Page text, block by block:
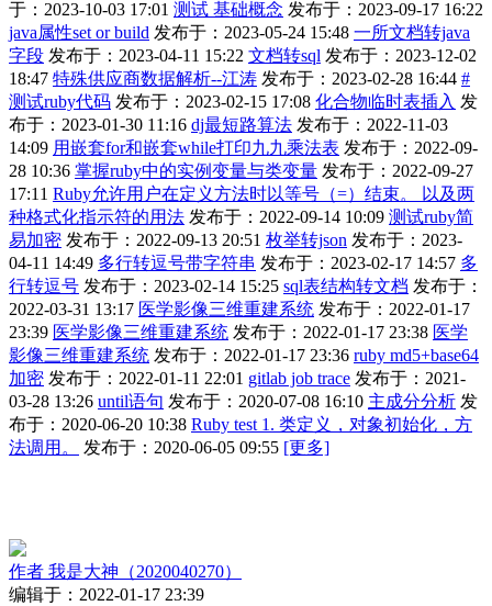
于：2023-10-03 17:01 测试 基础概念 发布于：2023-09-17 16:22
java属性set or build 发布于：2023-05-24 15:48 一所文档转java
字段 发布于：2023-04-11 15:22 文档转sql 发布于：2023-12-02
18:47 特殊供应商数据解析--江涛 发布于：2023-02-28 16:44 #
测试ruby代码 发布于：2023-02-15 17:08 化合物临时表插入 发
布于：2023-01-30 11:16 dj最短路算法 发布于：2022-11-03
14:09 用嵌套for和嵌套while打印九九乘法表 发布于：2022-09-
28 10:36 掌握ruby中的实例变量与类变量 发布于：2022-09-27
17:11 Ruby允许用户在定义方法时以等号（=）结束。 以及两
种格式化指示符的用法 发布于：2022-09-14 10:09 测试ruby简
易加密 发布于：2022-09-13 20:51 枚举转json 发布于：2023-
04-11 14:49 多行转逗号带字符串 发布于：2023-02-17 14:57 多
行转逗号 发布于：2023-02-14 15:25 sql表结构转文档 发布于：
2022-03-31 13:17 医学影像三维重建系统 发布于：2022-01-17
23:39 医学影像三维重建系统 发布于：2022-01-17 23:38 医学
影像三维重建系统 发布于：2022-01-17 23:36 ruby md5+base64
加密 发布于：2022-01-11 22:01 gitlab job trace 发布于：2021-
03-28 13:26 until语句 发布于：2020-07-08 16:10 主成分分析 发
布于：2020-06-20 10:38 Ruby test 1. 类定义，对象初始化，方
法调用。
发布于：2020-06-05 09:55 [更多]
作者 我是大神（2020040270）
编辑于：2022-01-17 23:39